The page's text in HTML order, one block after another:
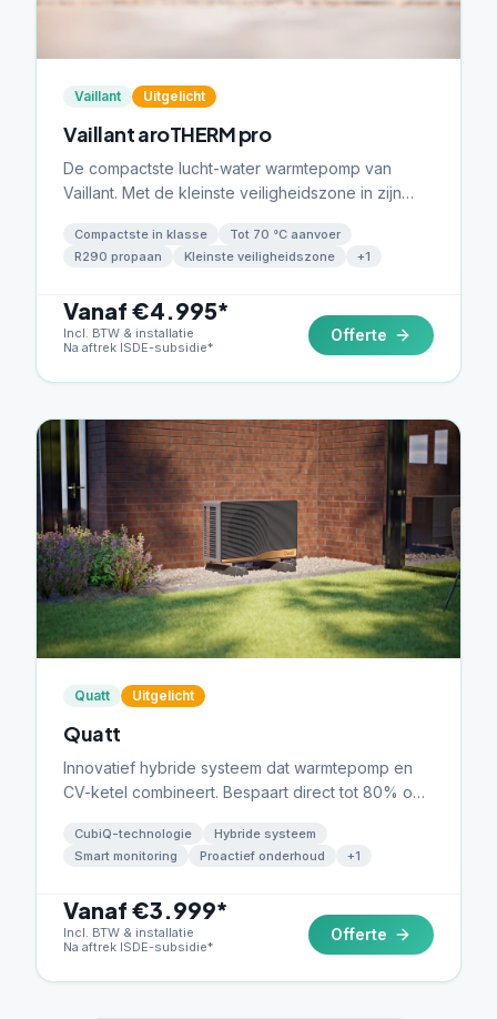
Vaillant Uitgelicht
Vaillant aroTHERM pro
De compactste lucht-water warmtepomp van
Vaillant. Met de kleinste veiligheidszone in zijn
ideaal voor krappe tuinen en smalle zijgevels.
R290 propaan, tot 70 °C aanvoer.
Compactste in klasse
Tot 70 °C aanvoer
R290 propaan
Kleinste veiligheidszone +1
Vanaf €4.995*
Incl. BTW & installatie
Na aftrek ISDE-subsidie*
Offerte
Quatt Uitgelicht
Quatt
Innovatief hybride systeem dat warmtepomp en
CV-ketel combineert. Bespaart direct tot 80% op
CubiQ-technologie
Hybride systeem
Smart monitoring
Proactief onderhoud +1
Vanaf €3.999*
Incl. BTW & installatie
Na aftrek ISDE-subsidie*
Offerte